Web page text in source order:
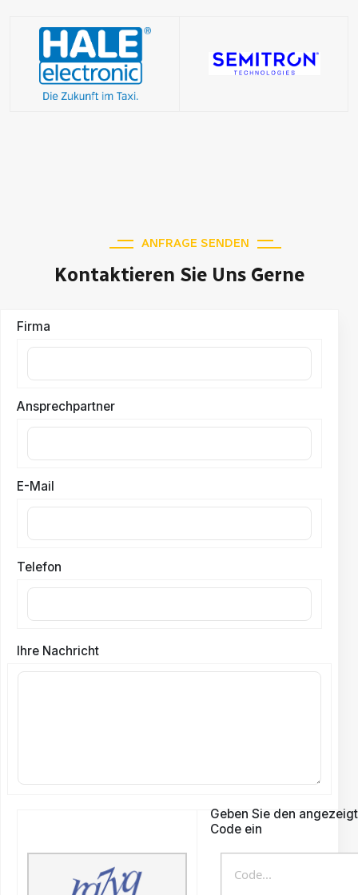
ANFRAGE SENDEN
Kontaktieren Sie Uns Gerne
Firma
Ansprechpartner
E-Mail
Telefon
Ihre Nachricht
Geben Sie den
Code ein